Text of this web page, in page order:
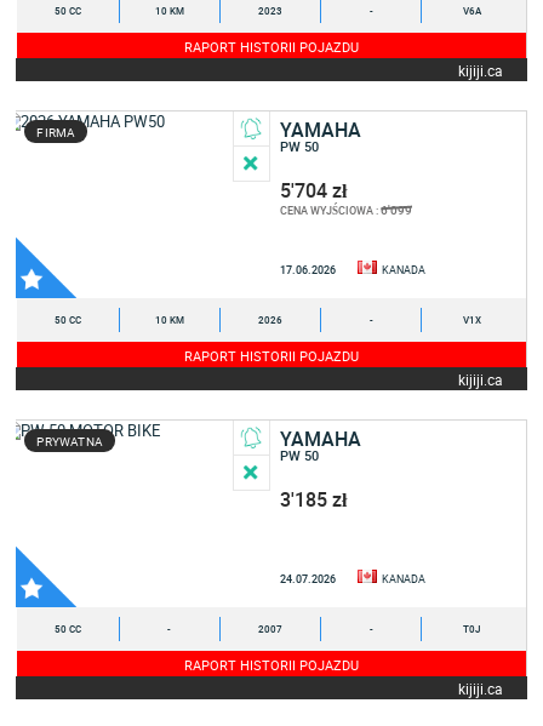
50 CC 10 KM 2023 - V6A
RAPORT HISTORII POJAZDU
kijiji.ca
FIRMA YAMAHA
PW 50
5'704 zł
CENA WYJŚCIOWA :6'099
17.06.2026 KANADA
50 CC 10 KM 2026 - V1X
RAPORT HISTORII POJAZDU
kijiji.ca
PRYWATNA YAMAHA
PW 50
3'185 zł
24.07.2026 KANADA
50 CC - 2007 - T0J
RAPORT HISTORII POJAZDU
kijiji.ca